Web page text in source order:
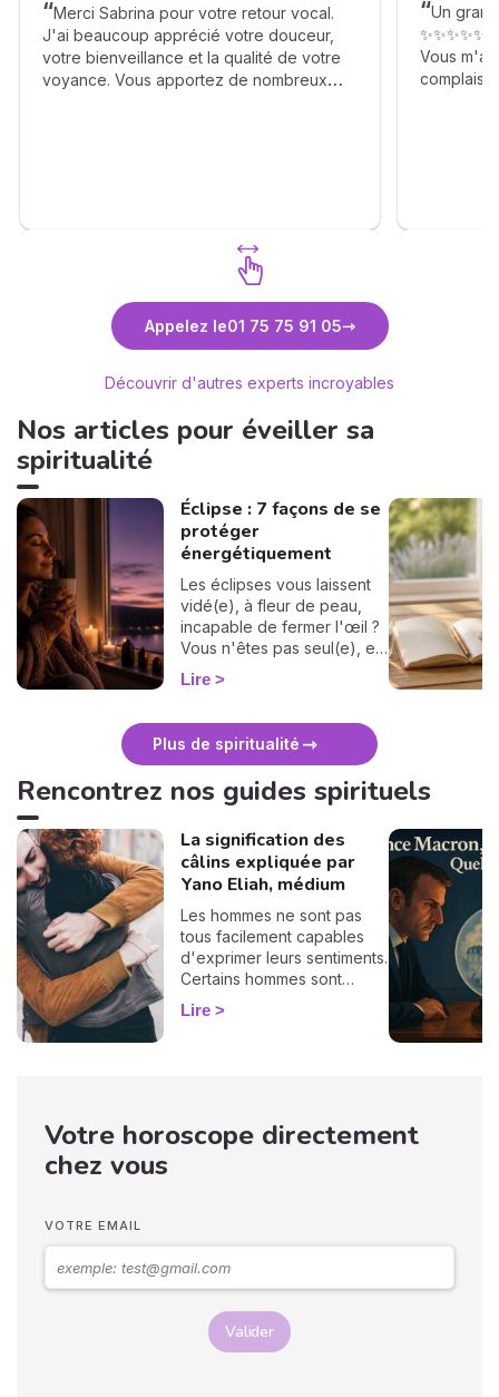
Merci Sabrina pour votre retour vocal.
J'ai beaucoup apprécié votre douceur,
votre bienveillance et la qualité de votre
voyance. Vous apportez de nombreux
Découvrez Sabrina de Saint Ange
Un
Vous
Appelez le01 75 75 91 05
Découvrir d'autres experts incroyables
Nos articles pour éveiller sa
spiritualité
Éclipse : 7 façons de se
protéger
énergétiquement
Les éclipses vous laissent
vidé(e), à fleur de peau,
incapable de fermer l'œil ?
Vous n'êtes pas seul(e), et
surtout : ça se traverse en
douceur. Voici 7 gestes
vous protéger
énergétiquement et
intérieur. 🛡️🌒
Lire
Plus de spiritualité
Rencontrez nos guides spirituels
La signification des
câlins expliquée par
Yano Eliah, médium
Les hommes ne sont pas
tous facilement capables
d'exprimer leurs sentiments.
Certains hommes sont
habitués à contrôler leurs
sentiments, par conséquent
langage corporel, vous
pouvez déchiffrer ses
Lire
Votre horoscope directement
chez vous
VOTRE EMAIL
Valider